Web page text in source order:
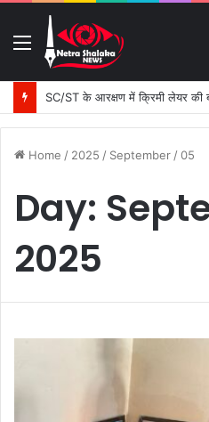
Menu
Home / 2025 / September /05
Day:
2025